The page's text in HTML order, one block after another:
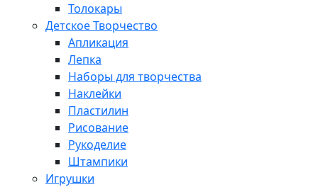
Толокары
Детское Творчество
Апликация
Лепка
Наборы для творчества
Наклейки
Пластилин
Рисование
Рукоделие
Штампики
Игрушки